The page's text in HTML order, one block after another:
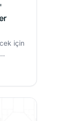
için